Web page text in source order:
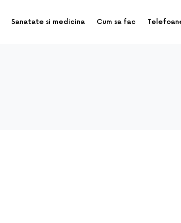
Sanatate si medicina Cum sa fac